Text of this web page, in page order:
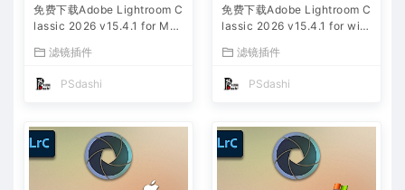
免费下载Adobe Lightroom C
lassic 2026 v15.4.1 for Mac
安装包摄影后期照片图片编辑
工具
滤镜插件
PSdashi
免费下载Adobe Lightroom C
lassic 2026 v15.4.1 for win
安装包摄影后期照片图片编辑
工具
滤镜插件
PSdashi